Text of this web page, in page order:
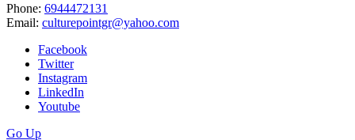
Phone: 6944472131
Email: culturepointgr@yahoo.com
Facebook
Twitter
Instagram
LinkedIn
Youtube
Go Up